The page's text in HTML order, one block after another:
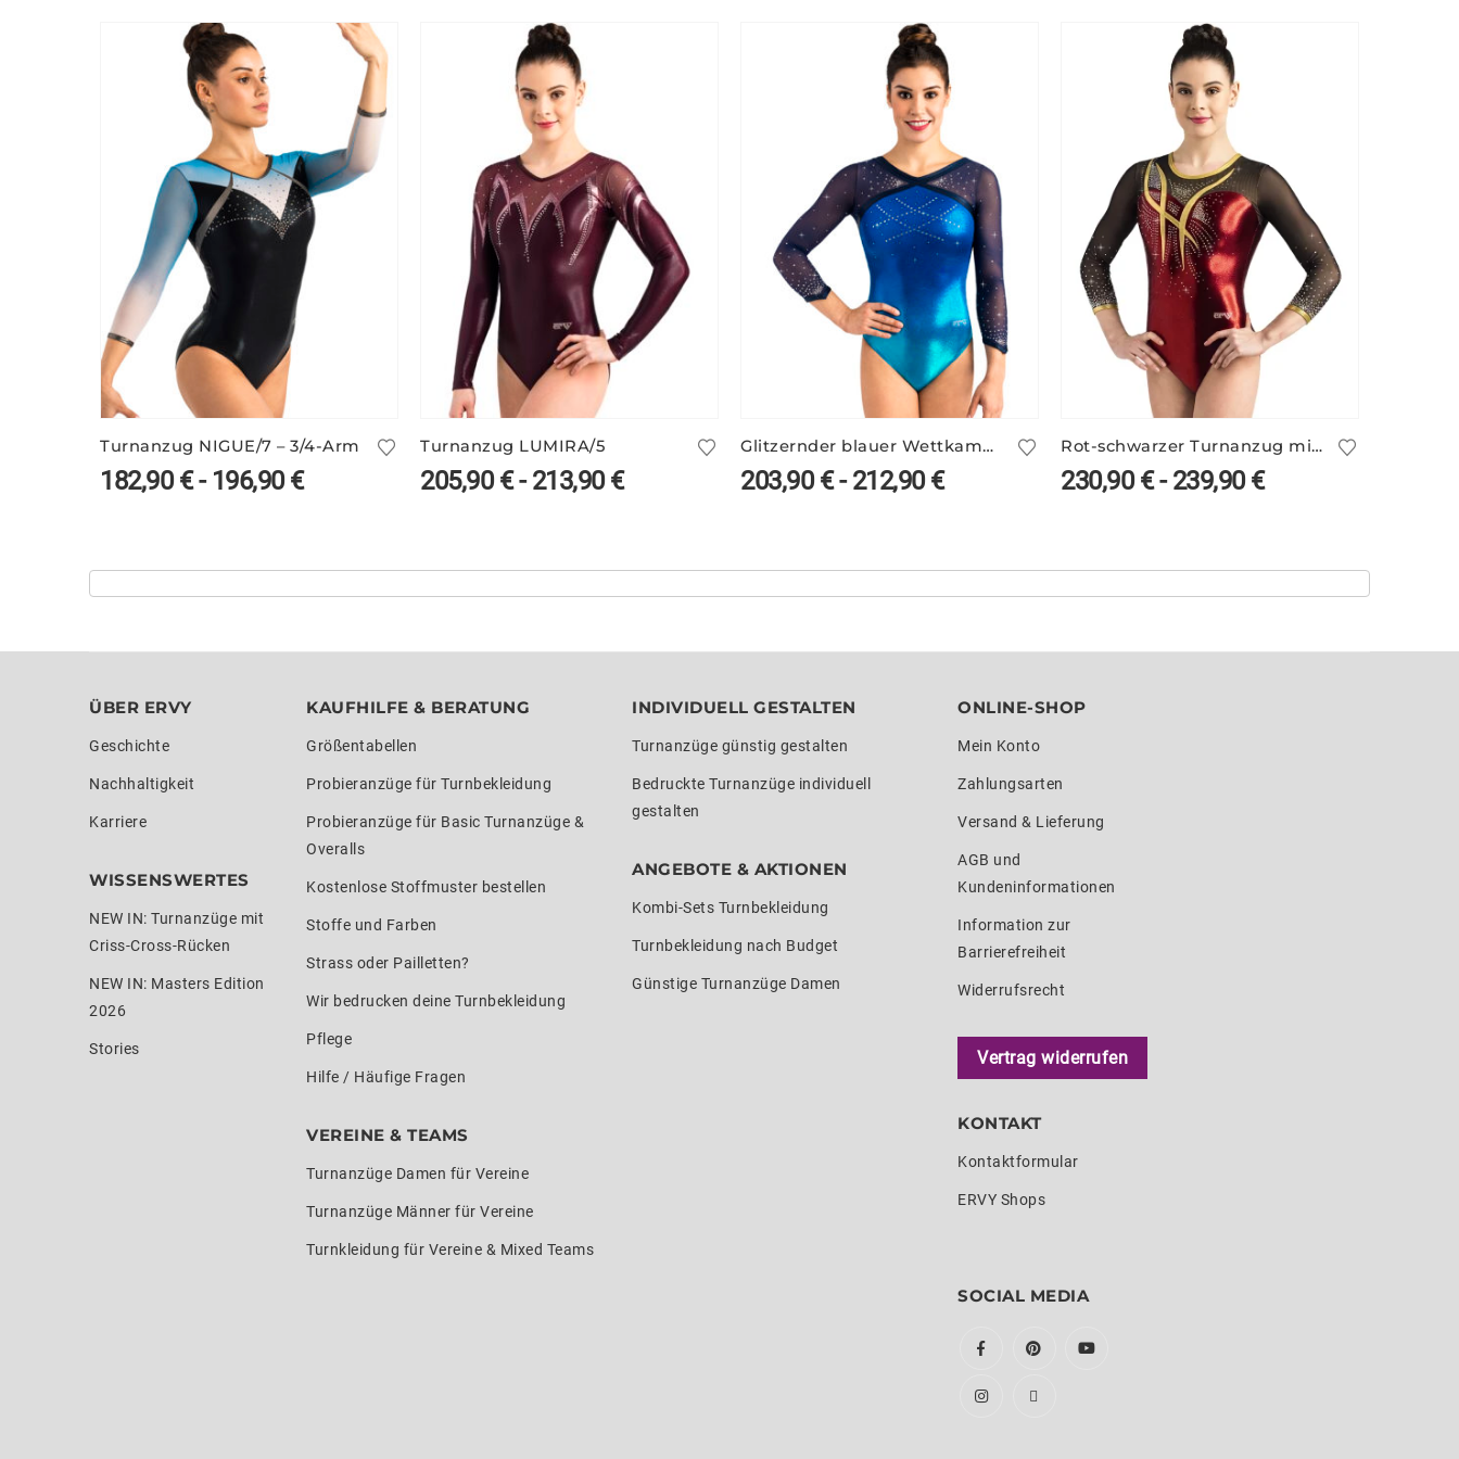
Turnanzug NIGUE/7 – 3/4-Arm
182,90€- 196,90€
Turnanzug LUMIRA/5
205,90€-213,90€
Glitzernder blauer Wettkampf Anzug ELSY/3
203,90€-212,90€
Rot-schwarzer Turnanzug mit Netzärmeln – TALITHA/4
230,90€-239,90€
ÜBER ERVY
Geschichte
Nachhaltigkeit
Karriere
WISSENSWERTES
NEW IN: Turnanzüge mit
Criss-Cross-Rücken
NEW IN: Masters Edition
2026
Stories
KAUFHILFE & BERATUNG
Größentabellen
Probieranzüge für Turnbekleidung
Probieranzüge für Basic Turnanzüge &
Overalls
Kostenlose Stoffmuster bestellen
Stoffe und Farben
Strass oder Pailletten?
Wir bedrucken deine Turnbekleidung
Pflege
Hilfe / Häufige Fragen
VEREINE & TEAMS
Turnanzüge Damen für Vereine
Turnanzüge Männer für Vereine
Turnkleidung für Vereine & Mixed Teams
INDIVIDUELL GESTALTEN
Turnanzüge günstig gestalten
Bedruckte Turnanzüge individuell
gestalten
ANGEBOTE & AKTIONEN
Kombi-Sets Turnbekleidung
Turnbekleidung nach Budget
Günstige Turnanzüge Damen
ONLINE-SHOP
Mein Konto
Zahlungsarten
Versand & Lieferung
AGB und
Kundeninformationen
Information zur
Barrierefreiheit
Widerrufsrecht
Vertrag widerrufen
KONTAKT
Kontaktformular
ERVY Shops
SOCIAL MEDIA